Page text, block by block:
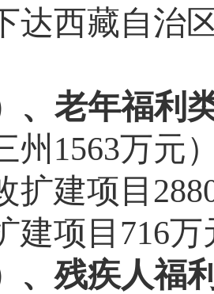
达西藏自治
、 老年福利
州 1563万元
扩建项目
建项目716万
、残疾人福